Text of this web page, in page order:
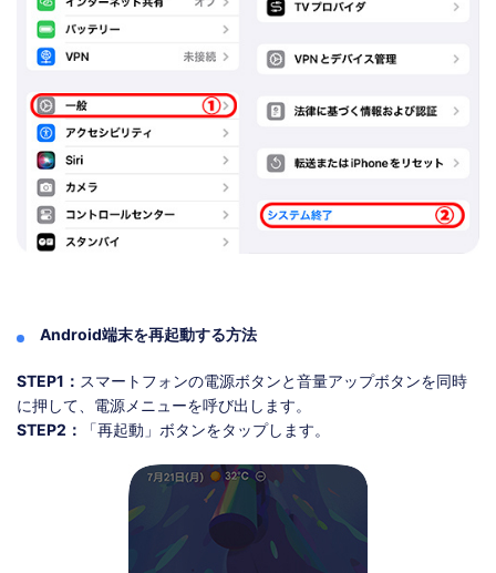
Android端末を再起動する方法
STEP1： スマートフォンの電源ボタンと音量アップボタンを同時
に押して、電源メニューを呼び出します。
STEP2：
「再起動」ボタンをタップします。